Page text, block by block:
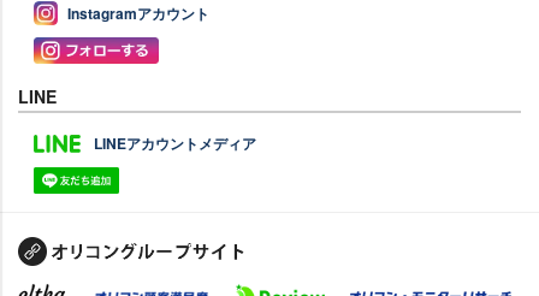
Instagramアカウント
LINE
LINEアカウントメディア